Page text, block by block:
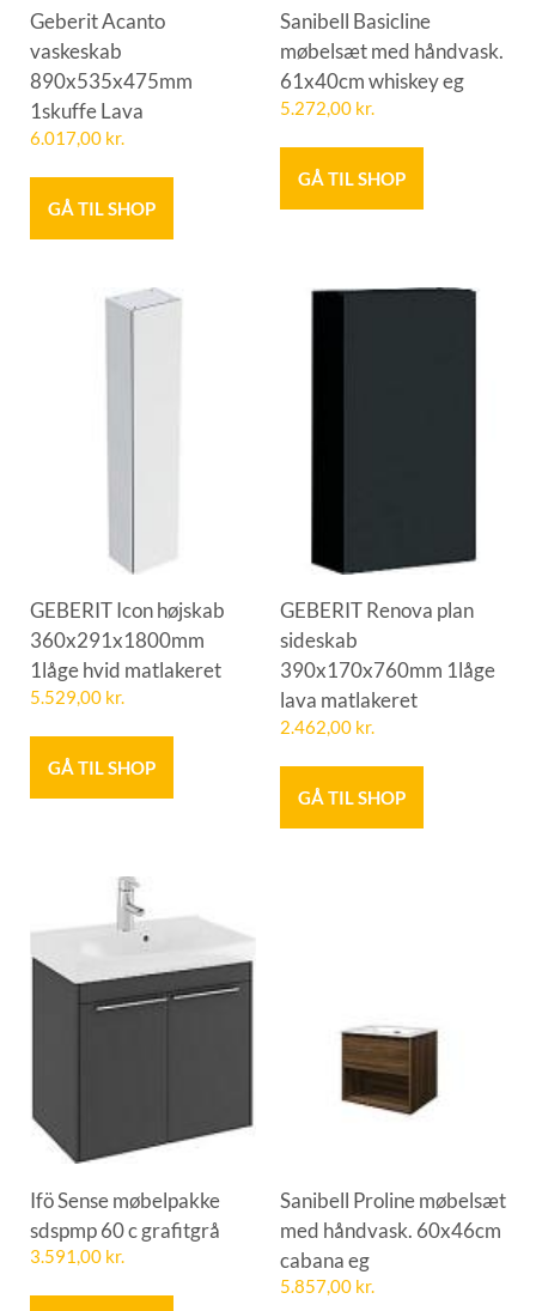
Geberit Acanto
vaskeskab
890x535x475mm
1skuffe Lava
6.017,00 kr.
GÅ TIL SHOP
Sanibell Basicline
møbelsæt med håndvask.
61x40cm whiskey eg
5.272,00 kr.
GÅ TIL SHOP
GEBERIT Icon højskab
360x291x1800mm
1låge hvid matlakeret
5.529,00 kr.
GÅ TIL SHOP
GEBERIT Renova plan
sideskab
390x170x760mm 1låge
lava matlakeret
2.462,00 kr.
GÅ TIL SHOP
Ifö Sense møbelpakke
sdspmp 60 c grafitgrå
3.591,00 kr.
Sanibell Proline møbelsæt
med håndvask. 60x46cm
cabana eg
5.857,00 kr.